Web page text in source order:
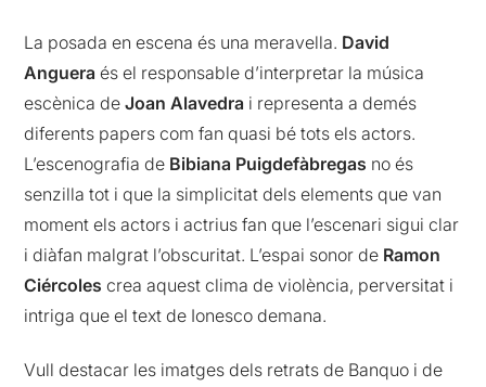
La posada en escena és una meravella. David
Anguera és el responsable d’interpretar la música
escènica deJoan Alavedra i representa a demés
diferents papers com fan quasi bé tots els actors.
L’escenografia de Bibiana Puigdefàbregas no és
senzilla tot i que la simplicitat dels elements que van
moment els actors i actrius fan que l’escenari sigui clar
i diàfan malgrat l’obscuritat. L’espai sonor de Ramon
Ciércolescrea aquest clima de violència, perversitat i
intriga que el text de Ionesco demana.
Vull destacar les imatges dels retrats de Banquo i de